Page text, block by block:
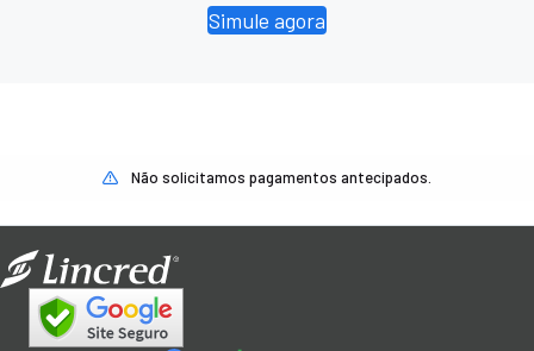
Simule agora
Não solicitamos pagamentos antecipados.